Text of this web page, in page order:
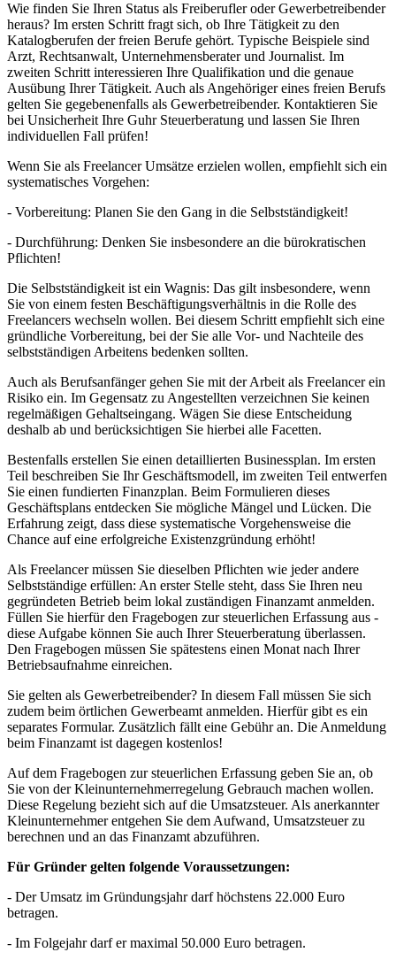
Wie finden Sie Ihren Status als Freiberufler oder Gewerbetreibender
heraus? Im ersten Schritt fragt sich, ob Ihre Tätigkeit zu den
Katalogberufen der freien Berufe gehört. Typische Beispiele sind
Arzt, Rechtsanwalt, Unternehmensberater und Journalist. Im
zweiten Schritt interessieren Ihre Qualifikation und die genaue
Ausübung Ihrer Tätigkeit. Auch als Angehöriger eines freien Berufs
gelten Sie gegebenenfalls als Gewerbetreibender. Kontaktieren Sie
bei Unsicherheit Ihre Guhr Steuerberatung und lassen Sie Ihren
individuellen Fall prüfen!
Wenn Sie als Freelancer Umsätze erzielen wollen, empfiehlt sich ein
systematisches Vorgehen:
- Vorbereitung: Planen Sie den Gang in die Selbstständigkeit!
- Durchführung: Denken Sie insbesondere an die bürokratischen
Pflichten!
Die Selbstständigkeit ist ein Wagnis: Das gilt insbesondere, wenn
Sie von einem festen Beschäftigungsverhältnis in die Rolle des
Freelancers wechseln wollen. Bei diesem Schritt empfiehlt sich eine
gründliche Vorbereitung, bei der Sie alle Vor- und Nachteile des
selbstständigen Arbeitens bedenken sollten.
Auch als Berufsanfänger gehen Sie mit der Arbeit als Freelancer ein
Risiko ein. Im Gegensatz zu Angestellten verzeichnen Sie keinen
regelmäßigen Gehaltseingang. Wägen Sie diese Entscheidung
deshalb ab und berücksichtigen Sie hierbei alle Facetten.
Bestenfalls erstellen Sie einen detaillierten Businessplan. Im ersten
Teil beschreiben Sie Ihr Geschäftsmodell, im zweiten Teil entwerfen
Sie einen fundierten Finanzplan. Beim Formulieren dieses
Geschäftsplans entdecken Sie mögliche Mängel und Lücken. Die
Erfahrung zeigt, dass diese systematische Vorgehensweise die
Chance auf eine erfolgreiche Existenzgründung erhöht!
Als Freelancer müssen Sie dieselben Pflichten wie jeder andere
Selbstständige erfüllen: An erster Stelle steht, dass Sie Ihren neu
gegründeten Betrieb beim lokal zuständigen Finanzamt anmelden.
Füllen Sie hierfür den Fragebogen zur steuerlichen Erfassung aus -
diese Aufgabe können Sie auch Ihrer Steuerberatung überlassen.
Den Fragebogen müssen Sie spätestens einen Monat nach Ihrer
Betriebsaufnahme einreichen.
Sie gelten als Gewerbetreibender? In diesem Fall müssen Sie sich
zudem beim örtlichen Gewerbeamt anmelden. Hierfür gibt es ein
separates Formular. Zusätzlich fällt eine Gebühr an. Die Anmeldung
beim Finanzamt ist dagegen kostenlos!
Auf dem Fragebogen zur steuerlichen Erfassung geben Sie an, ob
Sie von der Kleinunternehmerregelung Gebrauch machen wollen.
Diese Regelung bezieht sich auf die Umsatzsteuer. Als anerkannter
Kleinunternehmer entgehen Sie dem Aufwand, Umsatzsteuer zu
berechnen und an das Finanzamt abzuführen.
Für Gründer gelten folgende Voraussetzungen:
- Der Umsatz im Gründungsjahr darf höchstens 22.000 Euro
betragen.
- Im Folgejahr darf er maximal 50.000 Euro betragen.